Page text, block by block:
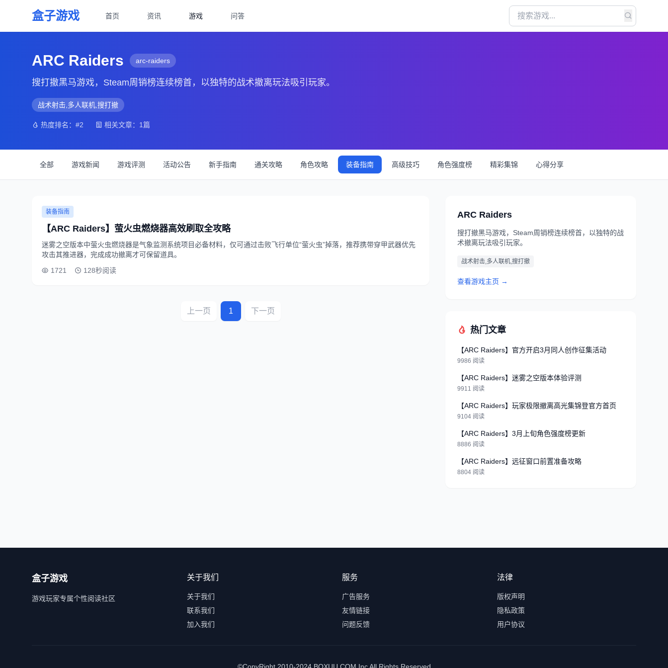
盒子游戏 首页 资讯 游戏 问答
ARC Raiders arc-raiders
搜打撤黑马游戏，Steam周销榜连续榜首，以独特的战术撤离玩法吸引玩家。
战术射击,多人联机,搜打撤
热度排名：#2 相关文章：1篇
全部 游戏新闻 游戏评测 活动公告 新手指南 通关攻略 角色攻略 装备指南 高级技巧 角色强度榜 精彩集锦 心得分享
装备指南
【ARC Raiders】萤火虫燃烧器高效刷取全攻略
迷雾之空版本中萤火虫燃烧器是气象监测系统项目必备材料，仅可通过击败飞行单位“萤火虫”掉落，推荐携带穿甲武器优先
攻击其推进器，完成成功撤离才可保留道具。
1721
128秒阅读
上一页 1 下一页
ARC Raiders
搜打撤黑马游戏，Steam周销榜连续榜首，以独特的战
术撤离玩法吸引玩家。
战术射击,多人联机,搜打撤
查看游戏主页 →
热门文章
【ARC Raiders】官方开启3月同人创作征集活动
9986 阅读
【ARC Raiders】迷雾之空版本体验评测
9911 阅读
【ARC Raiders】玩家极限撤离高光集锦登官方首页
9104 阅读
【ARC Raiders】3月上旬角色强度榜更新
8886 阅读
【ARC Raiders】远征窗口前置准备攻略
8804 阅读
盒子游戏
游戏玩家专属个性阅读社区
关于我们
关于我们
联系我们
加入我们
服务
广告服务
友情链接
问题反馈
法律
版权声明
隐私政策
用户协议